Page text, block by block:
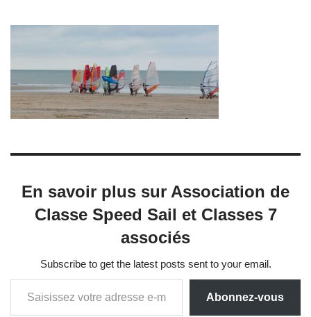
En savoir plus sur Association de
Classe Speed Sail et Classes 7
associés
Subscribe to get the latest posts sent to your email.
Abonnez-vous